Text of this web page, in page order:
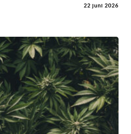
22 juni 2026